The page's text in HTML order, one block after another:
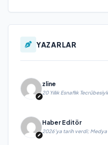
YAZARLAR
zline
20 Yıllık Esnaflık
Haber Editör
2026’ya tarih verdi; Medya